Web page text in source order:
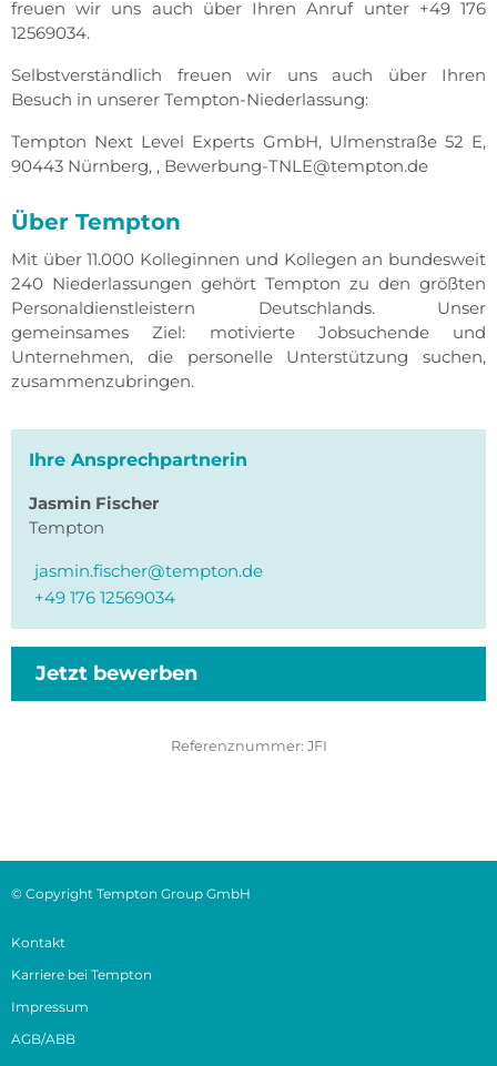
freuen wir uns auch über Ihren Anruf unter +49 176
12569034.
Selbstverständlich freuen wir uns auch über Ihren
Besuch in unserer Tempton-Niederlassung:
Tempton Next Level Experts GmbH, Ulmenstraße 52 E,
90443 Nürnberg, , Bewerbung-TNLE@tempton.de
Über Tempton
Mit über 11.000 Kolleginnen und Kollegen an bundesweit
240 Niederlassungen gehört Tempton zu den größten
Personaldienstleistern Deutschlands. Unser
gemeinsames Ziel: motivierte Jobsuchende und
Unternehmen, die personelle Unterstützung suchen,
zusammenzubringen.
Ihre Ansprechpartnerin
Jasmin Fischer
Tempton
jasmin.fischer@tempton.de
+49 176 12569034
Jetzt bewerben
Referenznummer: JFI
© Copyright Tempton Group GmbH
Kontakt
Karriere bei Tempton
Impressum
AGB/ABB